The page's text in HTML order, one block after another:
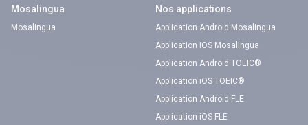
Mosalingua
Mosalingua
Nos applications
Application Android Mosalingua
Application iOS Mosalingua
Application Android TOEIC®
Application iOS TOEIC®
Application Android FLE
Application iOS FLE